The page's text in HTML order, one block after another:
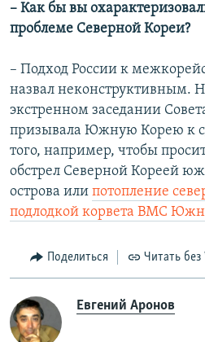
– Как бы вы
проблеме Северной Кореи?
– Подход России к
назвал неконструктивным.
экстренном заседании
призывала Южную Корею к
того, например, чтобы
обстрел Северной Кореей
острова или потопление
подлодкой корвета ВМС
Поделиться Читать без
Евгений Аронов